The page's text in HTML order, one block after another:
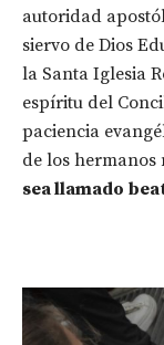
autoridad
siervo de Dios
la Santa Iglesia
espíritu del
paciencia
de los hermanos
sea llamado